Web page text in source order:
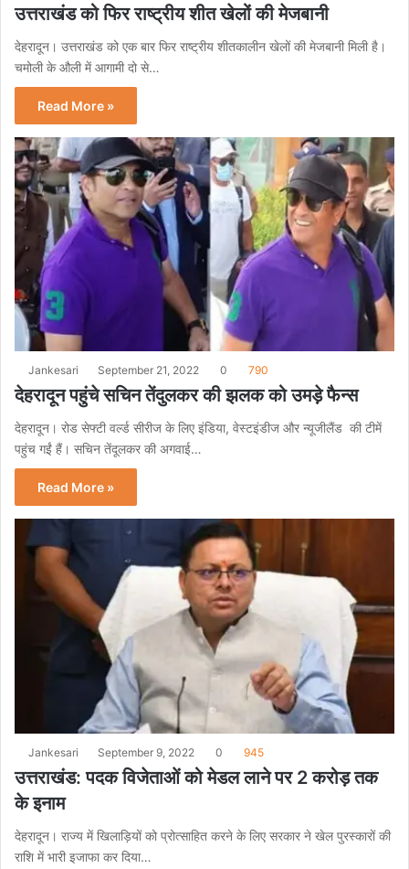
उत्तराखंड को फिर राष्ट्रीय शीत खेलों की मेजबानी
देहरादून। उत्तराखंड को एक बार फिर राष्ट्रीय शीतकालीन खेलों की मेजबानी मिली है।
चमोली के औली में आगामी दो से…
Read More »
Jankesari September 21, 2022 0 790
देहरादून पहुंचे सचिन तेंदुलकर की झलक को उमड़े फैन्स
देहरादून। रोड सेफ्टी वर्ल्ड सीरीज के लिए इंडिया, वेस्टइंडीज और न्यूजीलैंड की टीमें
पहुंच गईं हैं। सचिन तेंदूलकर की अगवाई…
Read More »
Jankesari September 9, 2022 0 945
उत्तराखंड: पदक विजेताओं को मेडल लाने पर 2 करोड़ तक
के इनाम
देहरादून। राज्य में खिलाड़ियों को प्रोत्साहित करने के लिए सरकार ने खेल पुरस्कारों की
राशि में भारी इजाफा कर दिया…